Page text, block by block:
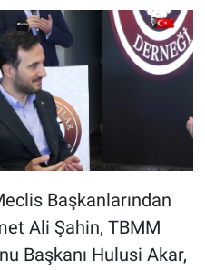
Başkanlarından
Ali Şahin, TBMM
Başkanı Hulusi Akar,